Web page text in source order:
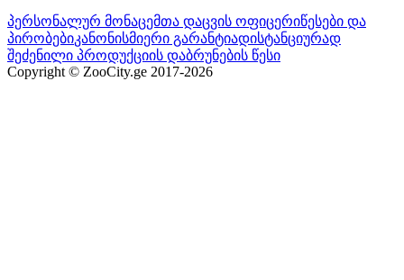
პერსონალურ მონაცემთა დაცვის ოფიცერიწესები და
პირობებიკანონისმიერი გარანტიადისტანციურად
შეძენილი პროდუქციის დაბრუნების წესი
Copyright © ZooCity.ge 2017-2026